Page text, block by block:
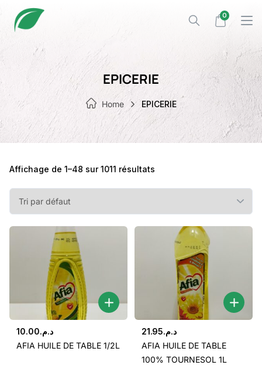
0
EPICERIE
Home EPICERIE
Affichage de 1–48 sur 1011 résultats
د.م.10.00
AFIA HUILE DE TABLE 1/2L
د.م.21.95
AFIA HUILE DE TABLE
100% TOURNESOL 1L